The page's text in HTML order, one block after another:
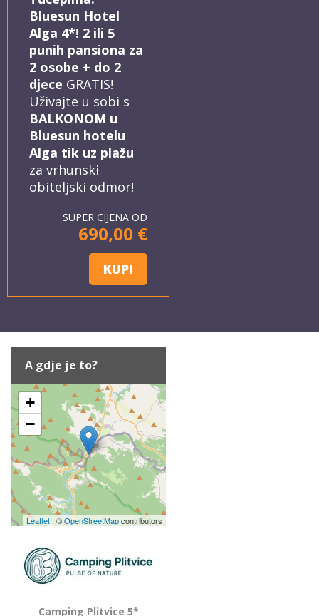
Bluesun Hotel
Alga 4*! 2 ili 5
punih pansiona za
2 osobe + do 2
djece GRATIS!
Uživajte u sobi s
BALKONOM u
Bluesun hotelu
Alga tik uz plažu
za vrhunski
obiteljski odmor!
SUPER CIJENA OD
690,00 €
KUPI
A gdje je to?
+
−
Leaflet | ©OpenStreetMapcontributors
Camping Plitvice 5*